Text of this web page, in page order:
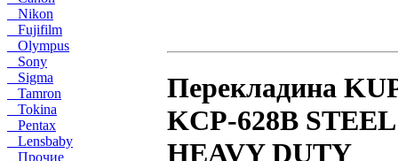
Nikon
Fujifilm
Olympus
Sony
Sigma
Tamron
Tokina
Pentax
Lensbaby
Прочие
Перекладина
KCP-628B STEEL
HEAVY DUTY